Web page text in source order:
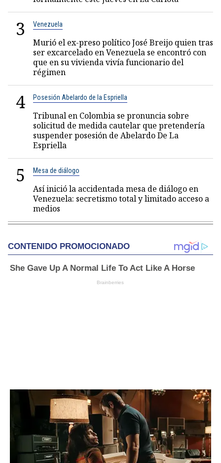
3 Venezuela
Murió el ex-preso político José Breijo quien tras
ser excarcelado en Venezuela se encontró con
que en su vivienda vivía funcionario del
régimen
4 Posesión Abelardo de la Espriella
Tribunal en Colombia se pronuncia sobre
solicitud de medida cautelar que pretendería
suspender posesión de Abelardo De La
Espriella
5 Mesa de diálogo
Así inició la accidentada mesa de diálogo en
Venezuela: secretismo total y limitado acceso a
medios